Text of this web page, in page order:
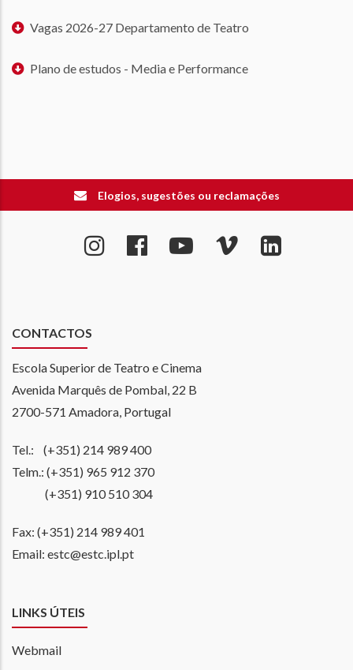
Vagas 2026-27 Departamento de Teatro
Plano de estudos - Media e Performance
Elogios, sugestões ou reclamações
CONTACTOS
Escola Superior de Teatro e Cinema
Avenida Marquês de Pombal, 22 B
2700-571 Amadora, Portugal
Tel.: (+351) 214 989 400
Telm.: (+351) 965 912 370
(+351) 910 510 304
Fax: (+351) 214 989 401
Email: estc@estc.ipl.pt
LINKS ÚTEIS
Webmail